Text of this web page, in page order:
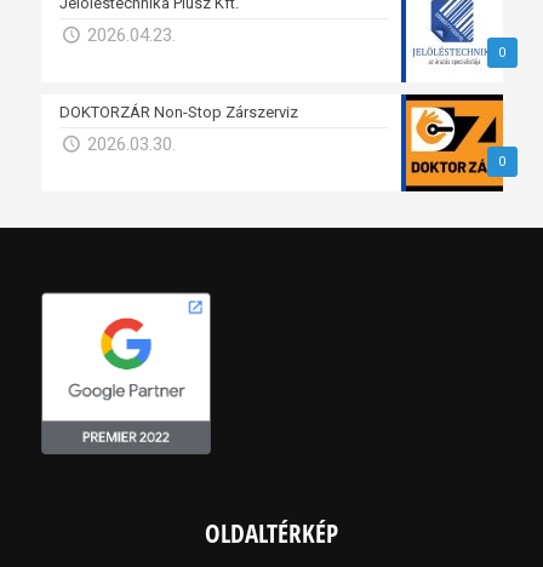
0
2026.04.23.
0
DOKTORZÁR Non-Stop Zárszerviz
2026.03.30.
OLDALTÉRKÉP